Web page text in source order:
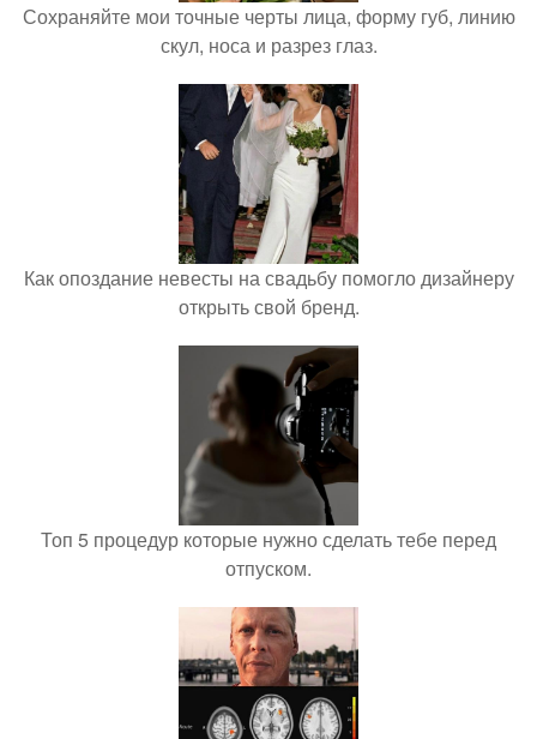
Сохраняйте мои точные черты лица, форму губ, линию
скул, носа и разрез глаз.
Как опоздание невесты на свадьбу помогло дизайнеру
открыть свой бренд.
Топ 5 процедур которые нужно сделать тебе перед
отпуском.